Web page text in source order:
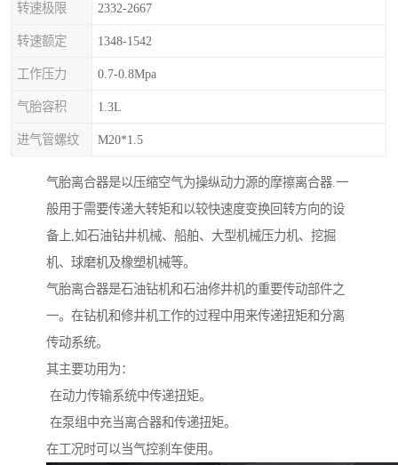
转速极限 2332-2667
转速额定 1348-1542
工作压力 0.7-0.8Mpa
气胎容积 1.3L
进气管螺纹 M20*1.5
气胎离合器是以压缩空气为操纵动力源的摩擦离合器.一
般用于需要传递大转矩和以较快速度变换回转方向的设
备上,如石油钻井机械、船舶、大型机械压力机、挖掘
机、球磨机及橡塑机械等。
气胎离合器是石油钻机和石油修井机的重要传动部件之
一。在钻机和修井机工作的过程中用来传递扭矩和分离
传动系统。
其主要功用为：
在动力传输系统中传递扭矩。
在泵组中充当离合器和传递扭矩。
在工况时可以当气控刹车使用。